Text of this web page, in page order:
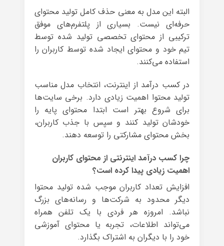
البته این مدل به معنی حذف کامل تولید محتوای
حرفه‌ای نیست. بسیاری از پلتفرم‌های موفق
ترکیبی از محتوای تخصصی تولید شده توسط
تیم خود و محتوای ایجاد شده توسط کاربران را
استفاده می‌کنند.
در کسب درآمد از اینترنت، انتخاب مدل مناسب
تولید محتوا اهمیت زیادی دارد. برخی سایت‌ها
برای شروع بهتر است ابتدا محتوای پایه را
خودشان تولید کنند و سپس با جذب کاربران،
بخش محتوای مشارکتی را توسعه دهند.
چرا کسب درآمد اینترنتی از محتوای کاربران
اهمیت زیادی پیدا کرده است؟
افزایش تعداد کاربران موجب شده تولید محتوا
دیگر محدود به شرکت‌ها و رسانه‌های بزرگ
نباشد. امروزه هر فردی با یک تلفن همراه
می‌تواند اطلاعات، تجربه یا محتوای آموزشی
خود را با دیگران به اشتراک بگذارد.